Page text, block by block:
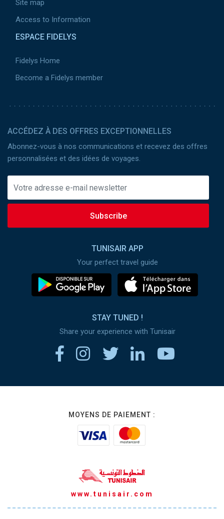
Site map
Access to Information
ESPACE FIDELYS
Fidelys Home
Become a Fidelys member
ACCÉDEZ À DES OFFRES EXCEPTIONNELLES
Abonnez-vous à nos communications et recevez des offres
personnalisées et des idées de voyages.
Subscribe
TUNISAIR APP
Your perfect travel guide
STAY TUNED !
Share your experience with Tunisair
MOYENS DE PAIEMENT :
www.tunisair.com